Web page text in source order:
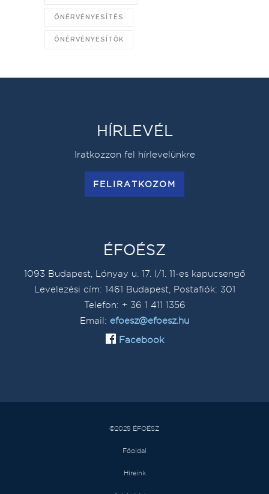
ÖNÉRVÉNYESÍTÉS
ÖNÉRVÉNYESÍTŐK
HÍRLEVÉL
Iratkozzon fel hírlevelünkre
FELIRATKOZOM
ÉFOÉSZ
1093 Budapest, Lónyay u. 17. I/1. 11-es kapucsengő
Levelezési cím: 1461 Budapest, Postafiók: 301
Telefon: + 36 1 411 1356
Email: efoesz@efoesz.hu
Facebook
©2025 ÉFOÉSZ
Főoldal
Híreink